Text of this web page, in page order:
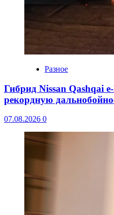
Разное
Гибрид Nissan Qashqai
рекордную
07.08.2026 0